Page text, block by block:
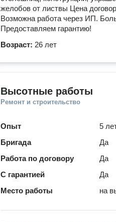
желобов от листвы Цена
Возможна работа через ИП.
Предоставляем гарантию!
Возраст: 26 лет
Высотные работы
Ремонт и строительство
Опыт
5
Бригада
Да
Работа по договору
Да
С гарантией
Да
Место работы
на